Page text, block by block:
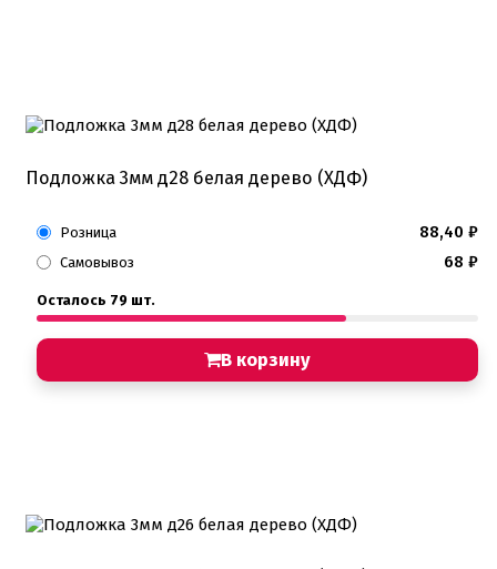
Подложка 3мм д28 белая дерево (ХДФ)
Розница 88,40 ₽
Самовывоз 68 ₽
Осталось 79 шт.
В корзину